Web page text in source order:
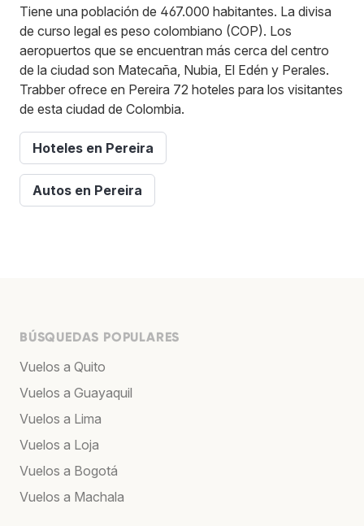
Tiene una población de 467.000 habitantes. La divisa
de curso legal es peso colombiano (COP). Los
aeropuertos que se encuentran más cerca del centro
de la ciudad son Matecaña, Nubia, El Edén y Perales.
Trabber ofrece en Pereira 72 hoteles para los visitantes
de esta ciudad de Colombia.
Hoteles en Pereira
Autos en Pereira
BÚSQUEDAS POPULARES
Vuelos a Quito
Vuelos a Guayaquil
Vuelos a Lima
Vuelos a Loja
Vuelos a Bogotá
Vuelos a Machala